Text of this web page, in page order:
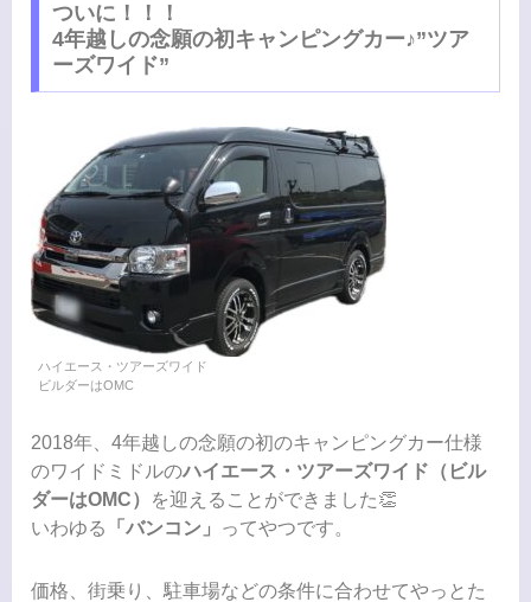
ついに！！！
4年越しの念願の初キャンピングカー♪”ツア
ーズワイド”
ハイエース・ツアーズワイド
ビルダーはOMC
2018年、4年越しの念願の初のキャンピングカー仕様
のワイドミドルのハイエース・ツアーズワイド（ビル
ダーはOMC）
を迎えることができました👏
いわゆる
「バンコン」 ってやつです。
価格、街乗り、駐車場などの条件に合わせてやっとた